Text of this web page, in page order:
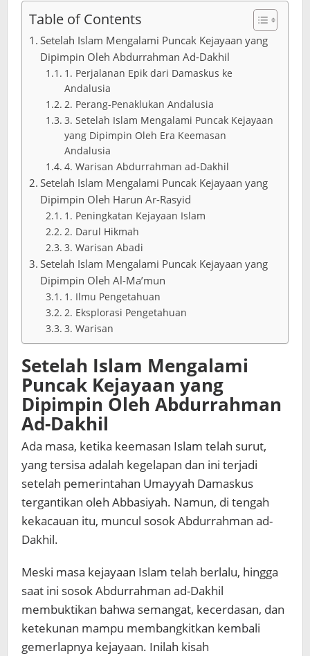
Table of Contents
Setelah Islam Mengalami Puncak Kejayaan yang
Dipimpin Oleh Abdurrahman Ad-Dakhil
1. Perjalanan Epik dari Damaskus ke
Andalusia
2. Perang-Penaklukan Andalusia
3. Setelah Islam Mengalami Puncak Kejayaan
yang Dipimpin Oleh Era Keemasan
Andalusia
4. Warisan Abdurrahman ad-Dakhil
Setelah Islam Mengalami Puncak Kejayaan yang
Dipimpin Oleh Harun Ar-Rasyid
1. Peningkatan Kejayaan Islam
2. Darul Hikmah
3. Warisan Abadi
Setelah Islam Mengalami Puncak Kejayaan yang
Dipimpin Oleh Al-Ma’mun
1. Ilmu Pengetahuan
2. Eksplorasi Pengetahuan
3. Warisan
Setelah Islam Mengalami
Puncak Kejayaan yang
Dipimpin Oleh Abdurrahman
Ad-Dakhil
Ada masa, ketika keemasan Islam telah surut,
yang tersisa adalah kegelapan dan ini terjadi
setelah pemerintahan Umayyah Damaskus
tergantikan oleh Abbasiyah. Namun, di tengah
kekacauan itu, muncul sosok Abdurrahman ad-
Dakhil.
Meski masa kejayaan Islam telah berlalu, hingga
saat ini sosok Abdurrahman ad-Dakhil
membuktikan bahwa semangat, kecerdasan, dan
ketekunan mampu membangkitkan kembali
gemerlapnya kejayaan. Inilah kisah